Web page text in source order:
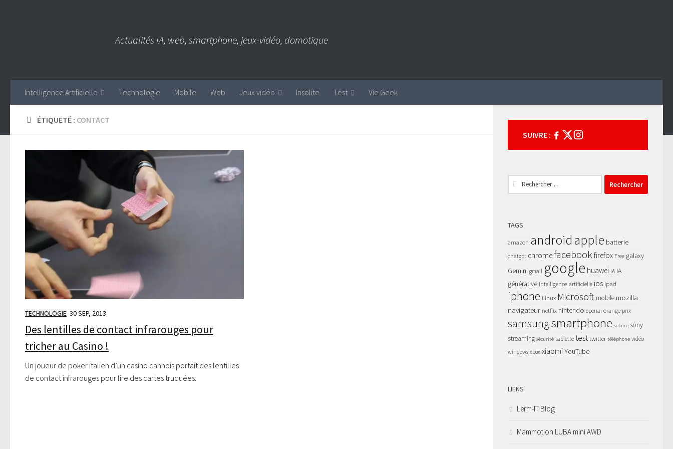
Actualités IA, web, smartphone, jeux-vidéo, domotique
Intelligence Artificielle Technologie Mobile Web Jeux vidéo Insolite Test Vie Geek
ÉTIQUETÉ : CONTACT
TECHNOLOGIE 30 SEP, 2013
Des lentilles de contact infrarouges pour
tricher au Casino !
Un joueur de poker italien d’un casino cannois portait des lentilles
de contact infrarouges pour lire des cartes truquées.
SUIVRE :
Rechercher :
TAGS
amazon androidapple batterie
chatgpt chromefacebookfirefox Free galaxy
Gemini gmail google huawei IA IA
générative intelligence artificielle ios ipad
iphone Linux Microsoft mobile mozilla
navigateur netflix nintendo openai orange prix
samsungsmartphone solaire sony
streaming sécurité tablette testtwitter téléphone vidéo
windows xbox xiaomiYouTube
LIENS
Lerm-IT Blog
Mammotion LUBA mini AWD